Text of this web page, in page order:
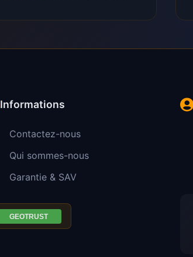
Informations
Contactez-nous
Qui sommes-nous
Garantie & SAV